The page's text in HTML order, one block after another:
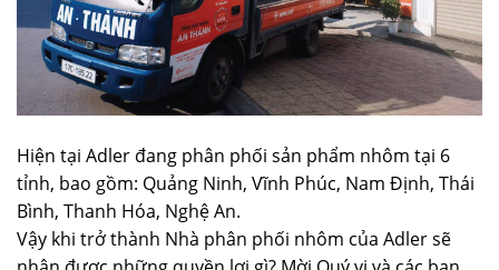
Hiện tại Adler đang phân phối sản phẩm nhôm tại 6
tỉnh, bao gồm: Quảng Ninh, Vĩnh Phúc, Nam Định, Thái
Bình, Thanh Hóa, Nghệ An.
Vậy khi trở thành Nhà phân phối nhôm của Adler sẽ